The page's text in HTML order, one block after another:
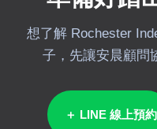
想了解 Rochester
子，先讓安晨顧問
＋ LINE 線上預約